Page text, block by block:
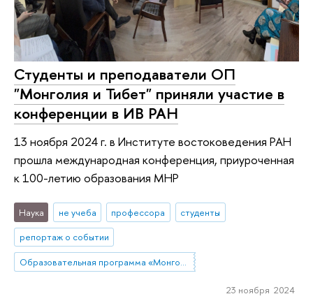
Студенты и преподаватели ОП
"Монголия и Тибет" приняли участие в
конференции в ИВ РАН
13 ноября 2024 г. в Институте востоковедения РАН
прошла международная конференция, приуроченная
к 100-летию образования МНР
Наука не учеба профессора
студенты
репортаж о событии
Образовательная программа «Монголия и Тибет»
23 ноября 2024